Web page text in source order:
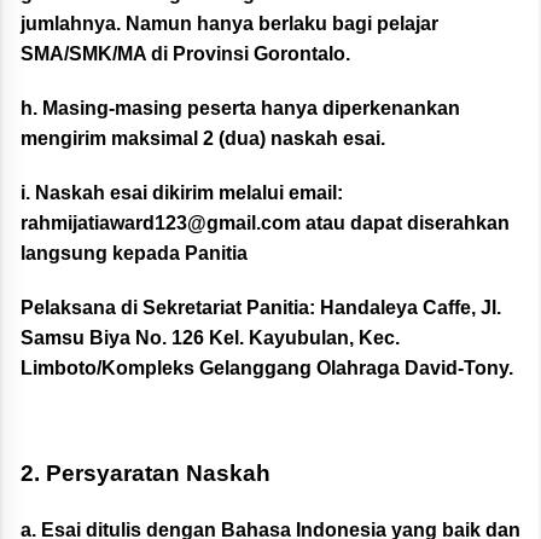
jumlahnya. Namun hanya berlaku bagi pelajar
SMA/SMK/MA di Provinsi Gorontalo.
h. Masing-masing peserta hanya diperkenankan
mengirim maksimal 2 (dua) naskah esai.
i. Naskah esai dikirim melalui email:
rahmijatiaward123@gmail.com atau dapat diserahkan
langsung kepada Panitia
Pelaksana di Sekretariat Panitia: Handaleya Caffe, Jl.
Samsu Biya No. 126 Kel. Kayubulan, Kec.
Limboto/Kompleks Gelanggang Olahraga David-Tony.
2. Persyaratan Naskah
a. Esai ditulis dengan Bahasa Indonesia yang baik dan